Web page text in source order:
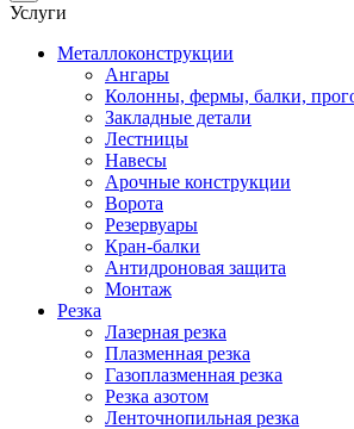
Услуги
Металлоконструкции
Ангары
Колонны, фермы, балки,
Закладные детали
Лестницы
Навесы
Арочные конструкции
Ворота
Резервуары
Кран-балки
Антидроновая защита
Монтаж
Резка
Лазерная резка
Плазменная резка
Газоплазменная резка
Резка азотом
Ленточнопильная резка